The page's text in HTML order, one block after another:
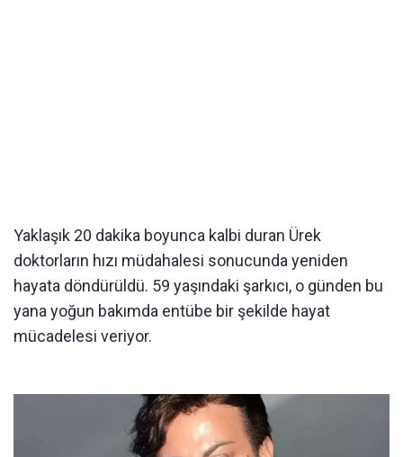
Yaklaşık 20 dakika boyunca kalbi duran Ürek
doktorların hızı müdahalesi sonucunda yeniden
hayata döndürüldü. 59 yaşındaki şarkıcı, o günden bu
yana yoğun bakımda entübe bir şekilde hayat
mücadelesi veriyor.